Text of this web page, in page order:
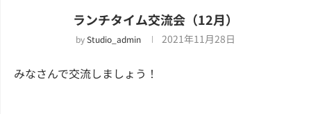
ランチタイム交流会（12月）
byStudio_admin 2021年11月28日
みなさんで交流しましょう！